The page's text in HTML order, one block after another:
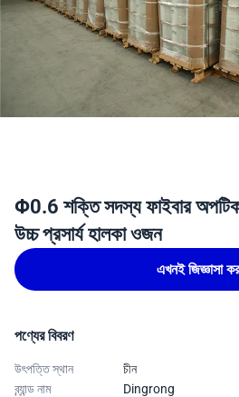
Φ0.6 শক্তি সদস্য ফাইবার
উচ্চ প্রসার্য হালকা ওজন
এখনই জিজ্ঞাসা
পণ্যের বিবরণ
উৎপত্তি স্থান
চীন
ব্র্যান্ড নাম
Dingrong